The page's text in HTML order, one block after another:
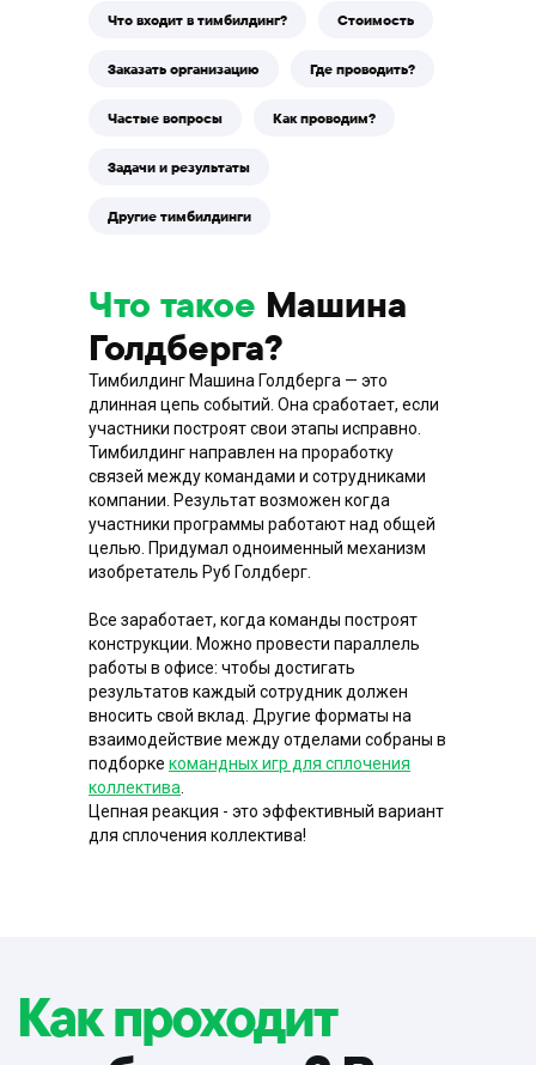
Что входит в тимбилдинг? Стоимость
Заказать организацию Где проводить?
Частые вопросы Как проводим?
Задачи и результаты
Другие тимбилдинги
Что такое Машина
Голдберга?
Тимбилдинг Машина Голдберга — это
длинная цепь событий. Она сработает, если
участники построят свои этапы исправно.
Тимбилдинг направлен на проработку
связей между командами и сотрудниками
компании. Результат возможен когда
участники программы работают над общей
целью. Придумал одноименный механизм
изобретатель Руб Голдберг.
Все заработает, когда команды построят
конструкции. Можно провести параллель
работы в офисе: чтобы достигать
результатов каждый сотрудник должен
вносить свой вклад. Другие форматы на
взаимодействие между отделами собраны в
подборке командных игр для сплочения
коллектива
Цепная реакция - это эффективный вариант
для сплочения коллектива!
тимбилдинг? Видео
Посмотрите видео как проходит
тимбилдинг Машина Голддберга
Этапыканонны
Голдберга